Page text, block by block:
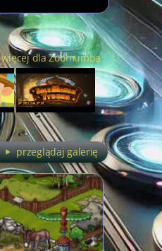
więcej dla Zoomumba
przeglądaj galerię